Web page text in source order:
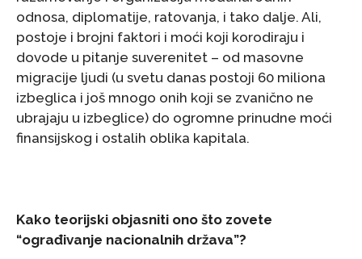
odnosa, diplomatije, ratovanja, i tako dalje. Ali,
postoje i brojni faktori i moći koji korodiraju i
dovode u pitanje suverenitet – od masovne
migracije ljudi (u svetu danas postoji 60 miliona
izbeglica i još mnogo onih koji se zvanično ne
ubrajaju u izbeglice) do ogromne prinudne moći
finansijskog i ostalih oblika kapitala.
Kako teorijski objasniti ono što zovete
“ograđivanje nacionalnih država”?